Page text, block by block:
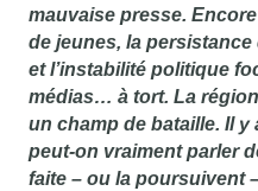
mauvaise presse.
de jeunes, la
et l’instabilité politique
médias… à tort. La
un champ de bataille. Il
peut-on vraiment parler
faite – ou la poursuivent